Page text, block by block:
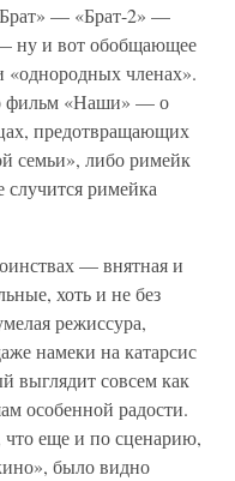
— «Брат-2» —
и вот обобщающее
членах».
фильм «Наши» — о
предотвращающих
семьи», либо римейк
римейка
— внятная и
хоть и не без
режиссура,
намеки на катарсис
совсем как
особенной радости.
что еще и по сценарию,
было видно